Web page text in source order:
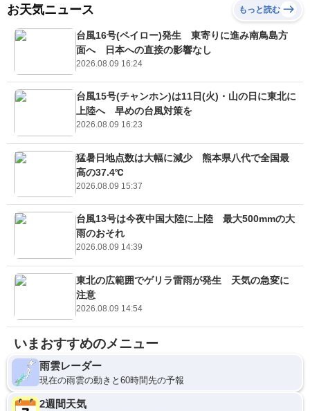
お天気ニュース もっと読む
台風16号(ペイロー)発生 東寄りに進み南鳥島方
面へ 日本への直接の影響なし
2026.08.09 16:24
台風15号(チャンホン)は11日(火)・山の日に東北に
上陸へ 早めの台風対策を
2026.08.09 16:23
猛暑日地点数は大幅に減少 熊本県八代で全国最
高の37.4℃
2026.08.09 15:37
台風13号は今夜中国大陸に上陸 最大500mmの大
雨のおそれ
2026.08.09 14:39
東北の広範囲でゲリラ雷雨が発生 天気の急変に
注意
2026.08.09 14:54
いまおすすめのメニュー
雨雲レーダー
現在の雨雲の動きと60時間先の予報
2週間天気